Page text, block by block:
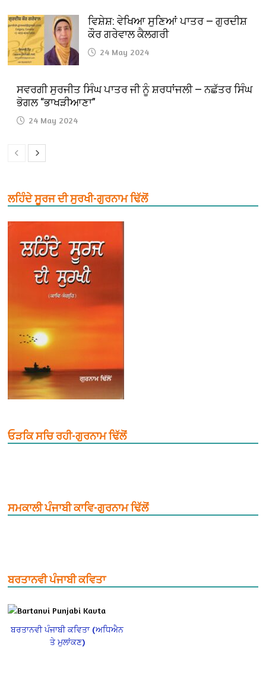
ਵਿਸ਼ੇਸ਼: ਵੇਖਿਆ ਸੁਣਿਆਂ ਪਾਤਰ — ਗੁਰਦੀਸ਼
ਕੌਰ ਗਰੇਵਾਲ ਕੈਲਗਰੀ
24 May 2024
ਸਵਰਗੀ ਸੁਰਜੀਤ ਸਿੰਘ ਪਾਤਰ ਜੀ ਨੂੰ ਸ਼ਰਧਾਂਜਲੀ — ਨਛੱਤਰ ਸਿੰਘ
ਭੋਗਲ “ਭਾਖੜੀਆਣਾ”
24 May 2024
ਲਹਿੰਦੇ ਸੂਰਜ ਦੀ ਸੁਰਖੀ-ਗੁਰਨਾਮ ਢਿੱਲੋਂ
ਓੜਕਿ ਸਚਿ ਰਹੀ-ਗੁਰਨਾਮ ਢਿੱਲੋਂ
ਸਮਕਾਲੀ ਪੰਜਾਬੀ ਕਾਵਿ-ਗੁਰਨਾਮ ਢਿੱਲੋਂ
ਬਰਤਾਨਵੀ ਪੰਜਾਬੀ ਕਵਿਤਾ
ਬਰਤਾਨਵੀ ਪੰਜਾਬੀ ਕਵਿਤਾ (ਅਧਿਐਨ
ਤੇ ਮੁਲਾਂਕਣ)